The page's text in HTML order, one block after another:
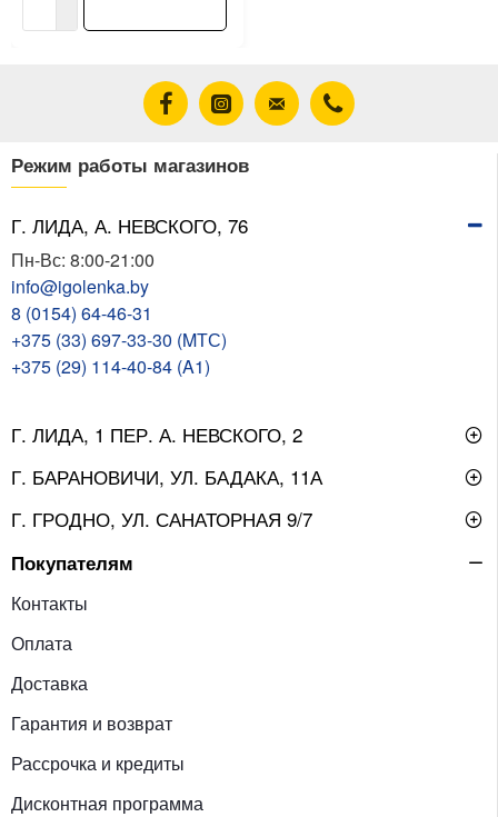
Режим работы магазинов
Г. ЛИДА, А. НЕВСКОГО, 76
Пн-Вс: 8:00-21:00
info@igolenka.by
8 (0154) 64-46-31
+375 (33) 697-33-30 (MТС)
+375 (29) 114-40-84 (A1)
Г. ЛИДА, 1 ПЕР. А. НЕВСКОГО, 2
Г. БАРАНОВИЧИ, УЛ. БАДАКА, 11А
Г. ГРОДНО, УЛ. САНАТОРНАЯ 9/7
Покупателям
Контакты
Оплата
Доставка
Гарантия и возврат
Рассрочка и кредиты
Дисконтная программа